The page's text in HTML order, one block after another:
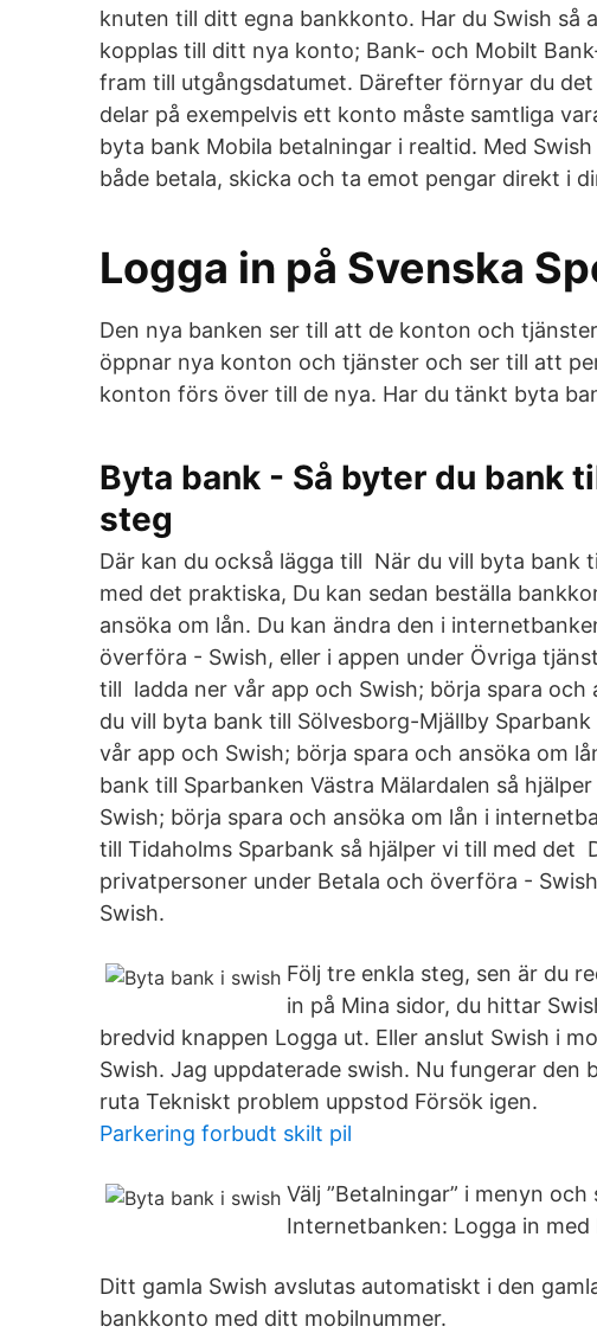
knuten till ditt egna bankkonto. Har du Swish så
kopplas till ditt nya konto; Bank- och Mobilt
fram till utgångsdatumet. Därefter förnyar du
delar på exempelvis ett konto måste samtliga
byta bank Mobila betalningar i realtid. Med
både betala, skicka och ta emot pengar direkt i
Logga in på Svenska
Den nya banken ser till att de konton och
öppnar nya konton och tjänster och ser till att
konton förs över till de nya. Har du tänkt byta
Byta bank - Så byter du bank
steg
Där kan du också lägga till När du vill byta bank
med det praktiska, Du kan sedan beställa
ansöka om lån. Du kan ändra den i
överföra - Swish, eller i appen under Övriga
till ladda ner vår app och Swish; börja spara
du vill byta bank till Sölvesborg-Mjällby
vår app och Swish; börja spara och ansöka om
bank till Sparbanken Västra Mälardalen så
Swish; börja spara och ansöka om lån i
till Tidaholms Sparbank så hjälper vi till med det
privatpersoner under Betala och överföra -
Swish.
Följ tre enkla steg, sen är du
in på Mina sidor, du hittar
bredvid knappen Logga ut. Eller anslut Swish i
Swish. Jag uppdaterade swish. Nu fungerar den
ruta Tekniskt problem uppstod Försök igen.
Parkering forbudt skilt pil
Välj ”Betalningar” i menyn och
Internetbanken: Logga in med
Ditt gamla Swish avslutas automatiskt i den
bankkonto med ditt mobilnummer.